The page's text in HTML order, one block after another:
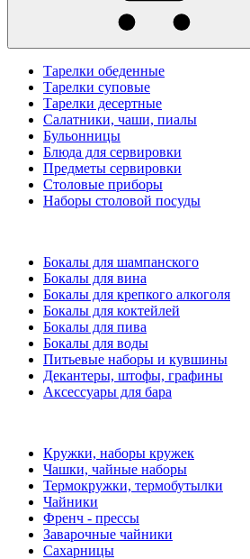
Тарелки обеденные
Тарелки суповые
Тарелки десертные
Салатники, чаши, пиалы
Бульонницы
Блюда для сервировки
Предметы сервировки
Столовые приборы
Наборы столовой посуды
Бокалы для шампанского
Бокалы для вина
Бокалы для крепкого алкоголя
Бокалы для коктейлей
Бокалы для пива
Бокалы для воды
Питьевые наборы и кувшины
Декантеры, штофы, графины
Аксессуары для бара
Кружки, наборы кружек
Чашки, чайные наборы
Термокружки, термобутылки
Чайники
Френч - прессы
Заварочные чайники
Сахарницы